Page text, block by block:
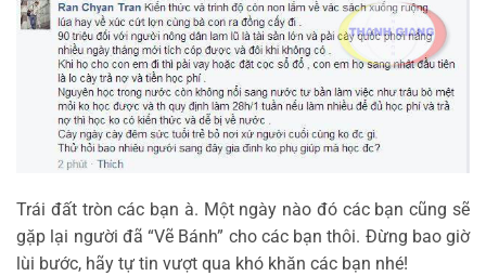
Trái đất tròn các bạn à. Một ngày nào đó các bạn cũng sẽ
gặp lại người đã “Vẽ Bánh” cho các bạn thôi. Đừng bao giờ
lùi bước, hãy tự tin vượt qua khó khăn các bạn nhé!